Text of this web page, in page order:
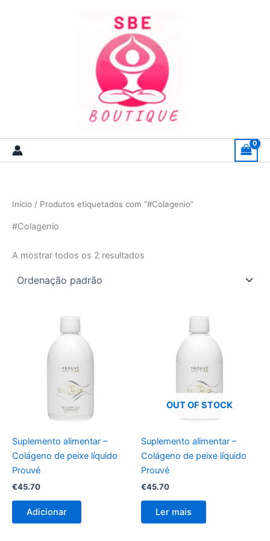
Início / Produtos etiquetados com “#Colagenio”
#Colagenio
A mostrar todos os 2 resultados
Suplemento alimentar –
Colágeno de peixe líquido
Prouvé
€45.70
Adicionar
OUT OF STOCK
Suplemento alimentar –
Colágeno de peixe líquido
Prouvé
€45.70
Ler mais